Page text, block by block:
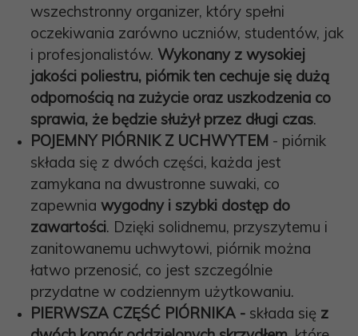
wszechstronny organizer, który spełni
oczekiwania zarówno uczniów, studentów, jak
i profesjonalistów. Wykonany z wysokiej
jakości poliestru, piórnik ten cechuje się dużą
odpornością na zużycie oraz uszkodzenia co
sprawia, że będzie służył przez długi czas.
POJEMNY PIÓRNIK Z UCHWYTEM - piórnik
składa się z dwóch części, każda jest
zamykana na dwustronne suwaki, co
zapewnia wygodny i szybki dostęp do
zawartości. Dzięki solidnemu, przyszytemu i
zanitowanemu uchwytowi, piórnik można
łatwo przenosić, co jest szczególnie
przydatne w codziennym użytkowaniu.
PIERWSZA CZĘŚĆ PIÓRNIKA - składa się z